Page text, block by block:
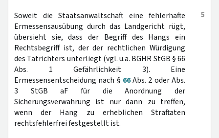
5
Soweit die Staatsanwaltschaft eine fehlerhafte
Ermessensausübung durch das Landgericht rügt,
übersieht sie, dass der Begriff des Hangs ein
Rechtsbegriff ist, der der rechtlichen Würdigung
des Tatrichters unterliegt (vgl. u.a. BGHR StGB § 66
Abs. 1 Gefährlichkeit 3). Eine
Ermessensentscheidung nach § 66Abs. 2 oder Abs.
3 StGB aF für die Anordnung der
Sicherungsverwahrung ist nur dann zu treffen,
wenn der Hang zu erheblichen Straftaten
rechtsfehlerfrei festgestellt ist.